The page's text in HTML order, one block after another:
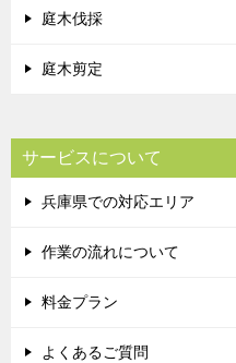
庭木伐採
庭木剪定
サービスについて
兵庫県での対応エリア
作業の流れについて
料金プラン
よくあるご質問